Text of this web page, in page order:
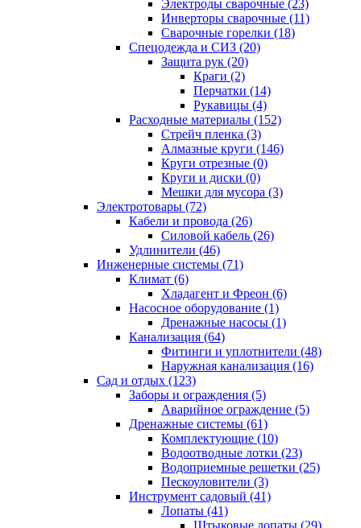
Электроды сварочные (23)
Инверторы сварочные (11)
Сварочные горелки (18)
Спецодежда и СИЗ (20)
Защита рук (20)
Краги (2)
Перчатки (14)
Рукавицы (4)
Расходные материалы (152)
Стрейч пленка (3)
Алмазные круги (146)
Круги отрезные (0)
Круги и диски (0)
Мешки для мусора (3)
Электротовары (72)
Кабели и провода (26)
Силовой кабель (26)
Удлинители (46)
Инженерные системы (71)
Климат (6)
Хладагент и Фреон (6)
Насосное оборудование (1)
Дренажные насосы (1)
Канализация (64)
Фитинги и уплотнители (48)
Наружная канализация (16)
Сад и отдых (123)
Заборы и ограждения (5)
Аварийное ограждение (5)
Дренажные системы (61)
Комплектующие (10)
Водоотводные лотки (23)
Водоприемные решетки (25)
Пескоуловители (3)
Инструмент садовый (41)
Лопаты (41)
Штыковые лопаты (29)